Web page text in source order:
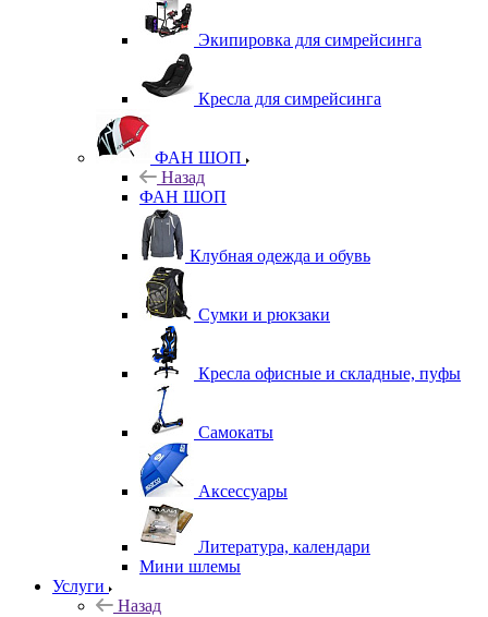
Экипировка для симрейсинга
Кресла для симрейсинга
ФАН ШОП
Назад
ФАН ШОП
Клубная одежда и обувь
Сумки и рюкзаки
Кресла офисные и складные, пуфы
Самокаты
Аксессуары
Литература, календари
Мини шлемы
Услуги
Назад